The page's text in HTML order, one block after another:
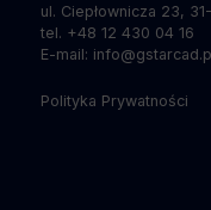
ul. Ciepłownicza 23,
tel. +48 12 430 04 16
E-mail:
Polityka Prywatności